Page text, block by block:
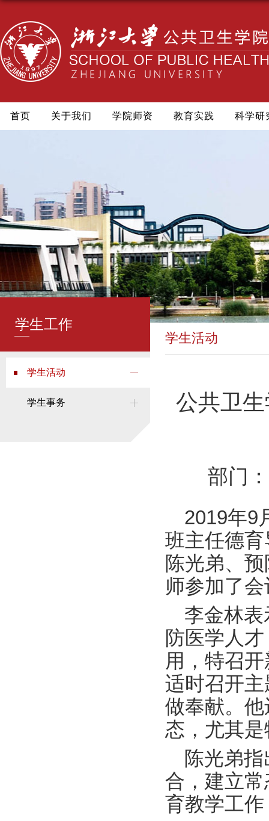
首页 关于我们 学院师资 教育实践 科学研
学生工作
学生活动
学生事务
学生活动
公共卫
部门
2019年9
班主任德
陈光弟、
师参加了
李金林
防医学人
用，特召
适时召开
做奉献。
态，尤其
陈光弟
合，建立
育教学工